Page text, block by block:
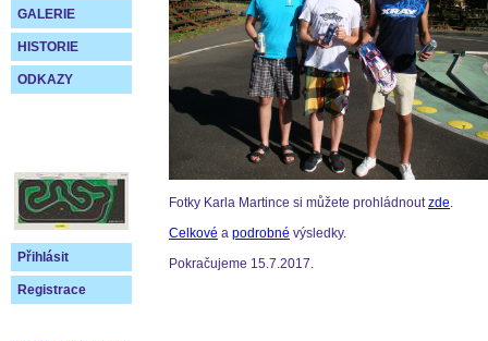
GALERIE
HISTORIE
ODKAZY
Přihlásit
Registrace
Fotky Karla Martince si můžete prohládnoutzde.
Celkové a podrobné výsledky.
Pokračujeme 15.7.2017.